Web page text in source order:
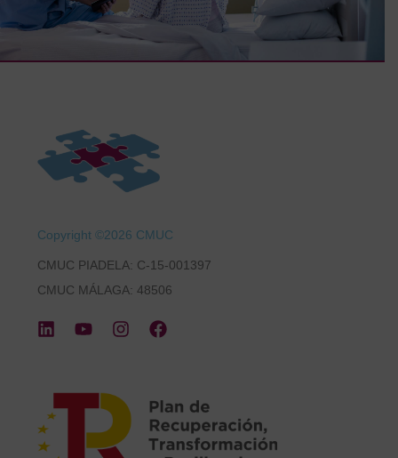
Copyright ©2026 CMUC
CMUC PIADELA: C-15-001397
CMUC MÁLAGA: 48506